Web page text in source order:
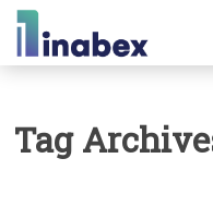
Tag